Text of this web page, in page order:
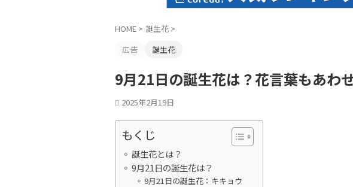
HOME > 誕生花 >
広告
誕生花
9月21日の誕生花は？花言葉もあわ
2025年2月19日
もくじ
誕生花とは？
9月21日の誕生花は？
9月21日の誕生花：キキョウ